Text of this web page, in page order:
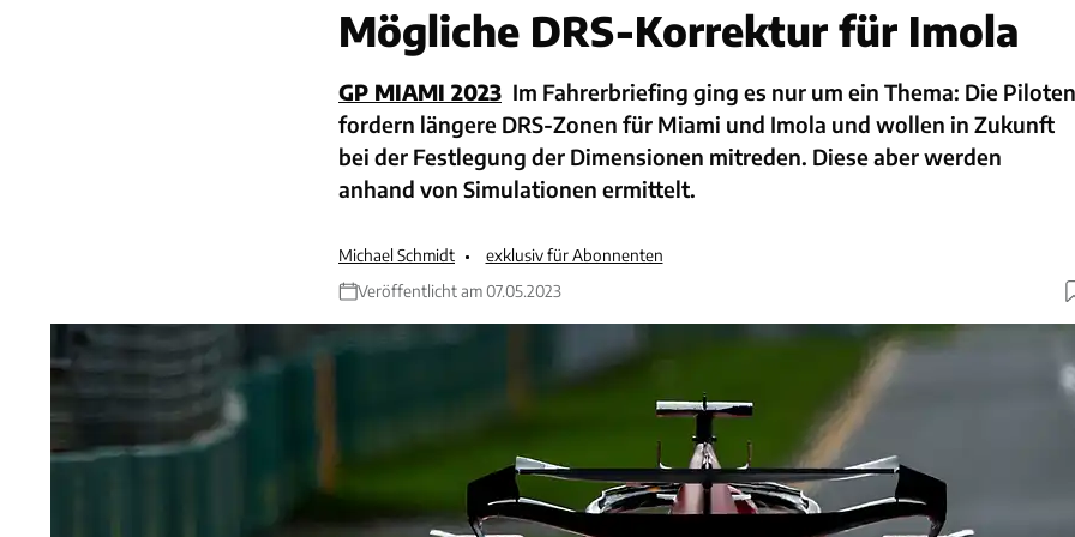
Mögliche DRS-Korrektur für Imola
GP MIAMI 2023 Im Fahrerbriefing ging es nur um ein Thema: Die Piloten
fordern längere DRS-Zonen für Miami und Imola und wollen in Zukunft
bei der Festlegung der Dimensionen mitreden. Diese aber werden
anhand von Simulationen ermittelt.
Michael Schmidt
exklusiv für Abonnenten
Veröffentlicht am 07.05.2023